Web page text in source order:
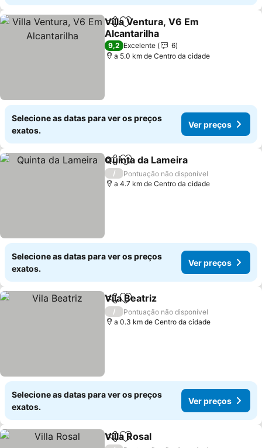
PartilharAdicionar aos favoritos
Villa Ventura, V6 Em
Alcantarilha
Ver preços
9,2 Excelente
6
a 5.0 km de Centro da cidade
Selecione as datas para ver os preços
exatos.
Ver preços
PartilharAdicionar aos favoritos
Quinta da Lameira
/
Pontuação não disponível
a 4.7 km de Centro da cidade
Selecione as datas para ver os preços
exatos.
Ver preços
PartilharAdicionar aos favoritos
Vila Beatriz
/
Pontuação não disponível
a 0.3 km de Centro da cidade
Selecione as datas para ver os preços
exatos.
Ver preços
PartilharAdicionar aos favoritos
Villa Rosal